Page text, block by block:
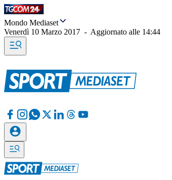
Mondo Mediaset
Venerdì 10 Marzo 2017 - Aggiornato alle 14:44